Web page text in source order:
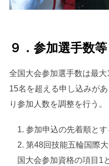
９．参加選手数等
全国大会参加選手数は最大
15名を超える申し込みが
り参加人数を調整を行う。
参加申込の先着順とす
第48回技能五輪国際
国大会参加資格の項目1